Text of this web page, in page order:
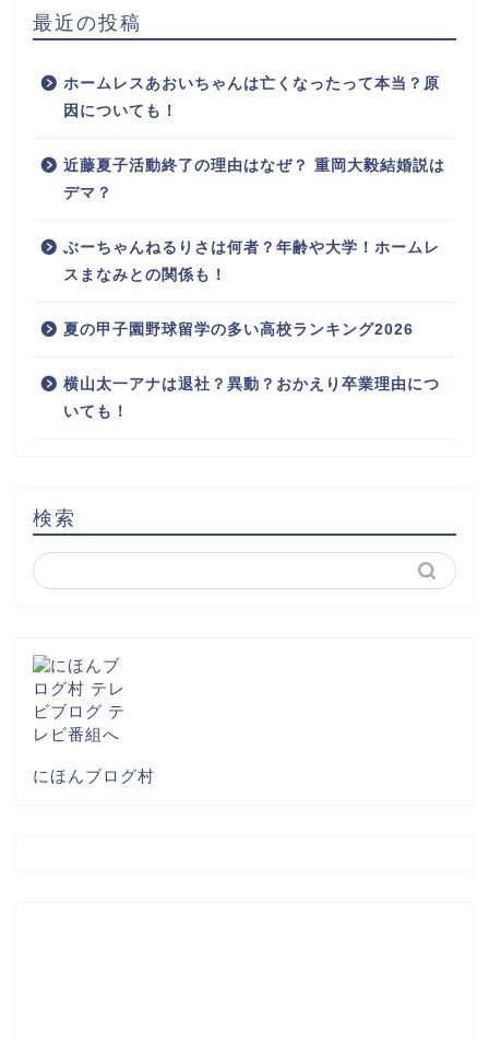
最近の投稿
ホームレスあおいちゃんは亡くなったって本当？原
因についても！
近藤夏子活動終了の理由はなぜ？ 重岡大毅結婚説は
デマ？
ぶーちゃんねるりさは何者？年齢や大学！ホームレ
スまなみとの関係も！
夏の甲子園野球留学の多い高校ランキング2026
横山太一アナは退社？異動？おかえり卒業理由につ
いても！
検索
にほんブログ村